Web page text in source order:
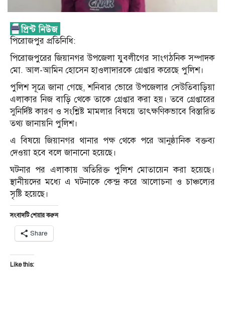
পিরোজপুর প্রতিনিধি:
পিরোজপুরের জিয়ানগর উপজেলা যুবলীগের সাংগঠনিক সম্পাদক
মো. আল-আমিন হোসেন হাওলাদারকে গ্রেপ্তার করেছে পুলিশ।
পুলিশ সূত্রে জানা গেছে, শনিবার ভোরে উপজেলার সেউতিবাড়িয়া
এলাকার নিজ বাড়ি থেকে তাকে গ্রেপ্তার করা হয়। তবে গ্রেপ্তারের
সুনির্দিষ্ট কারণ ও সংশ্লিষ্ট মামলার বিষয়ে তাৎক্ষণিকভাবে বিস্তারিত
তথ্য জানায়নি পুলিশ।
এ বিষয়ে জিয়ানগর থানার পক্ষ থেকে পরে আনুষ্ঠানিক বক্তব্য
দেওয়া হবে বলে জানানো হয়েছে।
ঘটনার পর এলাকায় অতিরিক্ত পুলিশ মোতায়েন করা হয়েছে।
স্থানীয়দের মধ্যে এ ঘটনাকে কেন্দ্র করে আলোচনা ও চাঞ্চল্যের
সৃষ্টি হয়েছে।
সংবাদটি শেয়ার করুন
Share
Like this: